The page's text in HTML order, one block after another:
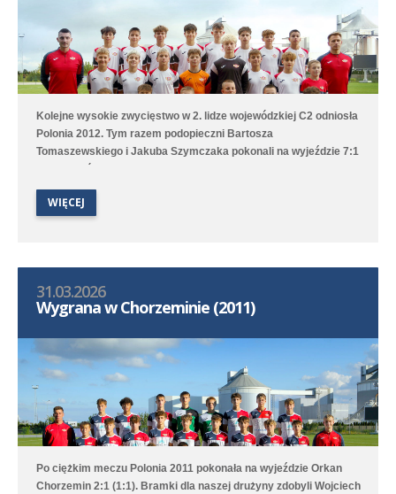
Kolejne wysokie zwycięstwo w 2. lidze wojewódzkiej C2 odniosła
Polonia 2012. Tym razem podopieczni Bartosza
Tomaszewskiego i Jakuba Szymczaka pokonali na wyjeździe 7:1
(3:1) zespół Polonii 1912 II Leszno. Hat tricka skompletował
Włodarczak, Marcin Bartkowiak, Marcel Ratajczak oraz Jeremi
Sójka. Drugi zespół tym razem przegrał 0:4 (0:1) z Lechem
WIĘCEJ
31.03.2026
Wygrana w Chorzeminie (2011)
Po ciężkim meczu Polonia 2011 pokonała na wyjeździe Orkan
Chorzemin 2:1 (1:1). Bramki dla naszej drużyny zdobyli Wojciech